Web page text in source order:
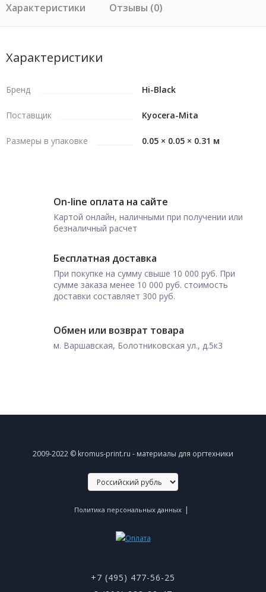
Характеристики Отзывы (0)
Характеристики
Бренд Hi-Black
Поставщик Kyocera-Mita
Размеры в упаковке 0.05 × 0.05 × 0.31 м
On-line оплата на сайте
Картой онлайн, наличными при получении или
безналичный расчет
Бесплатная доставка
При покупке на сумму свыше 10 000 руб. При
сумме заказа менее 10 000 руб. стоимость
доставки составляет 300 руб.
Обмен или возврат товара
м. Варшавская, Болотниковская ул., д.5к3
2009-2022 © kromus-print.ru - материалы для оргтехники
Политика персональных данных |
+7 (495) 477-56-25